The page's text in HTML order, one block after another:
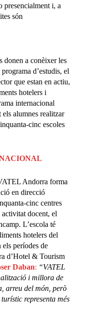
presencialment i, a
són
donen a conèixer les
d’estudis, el
que estan en actiu,
hotelers i
internacional
els alumnes realitzar
cinc escoles
Andorra forma
en direcció
cinc centres
activitat docent, el
L’escola té
hotelers del
els períodes de
d’Hotel & Tourism
Daban: “VATEL
i millora de
arreu del món, però
representa més